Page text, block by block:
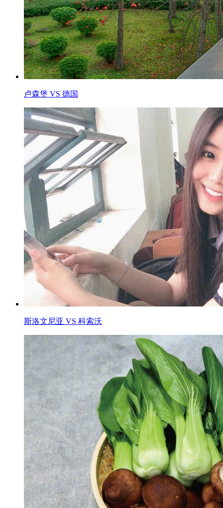
卢森堡 VS 德国
斯洛文尼亚 VS 科索沃